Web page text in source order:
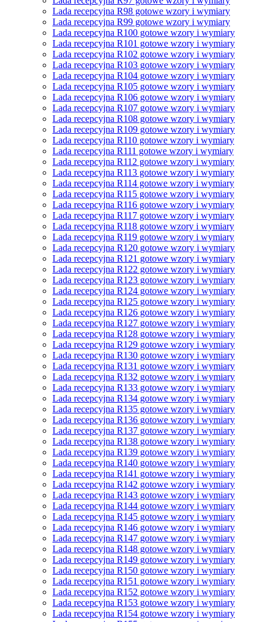
Lada recepcyjna R98 gotowe wzory i wymiary
Lada recepcyjna R99 gotowe wzory i wymiary
Lada recepcyjna R100 gotowe wzory i wymiary
Lada recepcyjna R101 gotowe wzory i wymiary
Lada recepcyjna R102 gotowe wzory i wymiary
Lada recepcyjna R103 gotowe wzory i wymiary
Lada recepcyjna R104 gotowe wzory i wymiary
Lada recepcyjna R105 gotowe wzory i wymiary
Lada recepcyjna R106 gotowe wzory i wymiary
Lada recepcyjna R107 gotowe wzory i wymiary
Lada recepcyjna R108 gotowe wzory i wymiary
Lada recepcyjna R109 gotowe wzory i wymiary
Lada recepcyjna R110 gotowe wzory i wymiary
Lada recepcyjna R111 gotowe wzory i wymiary
Lada recepcyjna R112 gotowe wzory i wymiary
Lada recepcyjna R113 gotowe wzory i wymiary
Lada recepcyjna R114 gotowe wzory i wymiary
Lada recepcyjna R115 gotowe wzory i wymiary
Lada recepcyjna R116 gotowe wzory i wymiary
Lada recepcyjna R117 gotowe wzory i wymiary
Lada recepcyjna R118 gotowe wzory i wymiary
Lada recepcyjna R119 gotowe wzory i wymiary
Lada recepcyjna R120 gotowe wzory i wymiary
Lada recepcyjna R121 gotowe wzory i wymiary
Lada recepcyjna R122 gotowe wzory i wymiary
Lada recepcyjna R123 gotowe wzory i wymiary
Lada recepcyjna R124 gotowe wzory i wymiary
Lada recepcyjna R125 gotowe wzory i wymiary
Lada recepcyjna R126 gotowe wzory i wymiary
Lada recepcyjna R127 gotowe wzory i wymiary
Lada recepcyjna R128 gotowe wzory i wymiary
Lada recepcyjna R129 gotowe wzory i wymiary
Lada recepcyjna R130 gotowe wzory i wymiary
Lada recepcyjna R131 gotowe wzory i wymiary
Lada recepcyjna R132 gotowe wzory i wymiary
Lada recepcyjna R133 gotowe wzory i wymiary
Lada recepcyjna R134 gotowe wzory i wymiary
Lada recepcyjna R135 gotowe wzory i wymiary
Lada recepcyjna R136 gotowe wzory i wymiary
Lada recepcyjna R137 gotowe wzory i wymiary
Lada recepcyjna R138 gotowe wzory i wymiary
Lada recepcyjna R139 gotowe wzory i wymiary
Lada recepcyjna R140 gotowe wzory i wymiary
Lada recepcyjna R141 gotowe wzory i wymiary
Lada recepcyjna R142 gotowe wzory i wymiary
Lada recepcyjna R143 gotowe wzory i wymiary
Lada recepcyjna R144 gotowe wzory i wymiary
Lada recepcyjna R145 gotowe wzory i wymiary
Lada recepcyjna R146 gotowe wzory i wymiary
Lada recepcyjna R147 gotowe wzory i wymiary
Lada recepcyjna R148 gotowe wzory i wymiary
Lada recepcyjna R149 gotowe wzory i wymiary
Lada recepcyjna R150 gotowe wzory i wymiary
Lada recepcyjna R151 gotowe wzory i wymiary
Lada recepcyjna R152 gotowe wzory i wymiary
Lada recepcyjna R153 gotowe wzory i wymiary
Lada recepcyjna R154 gotowe wzory i wymiary